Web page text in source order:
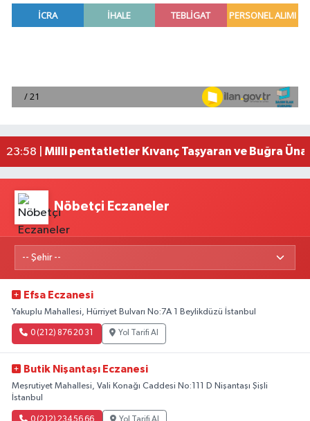
00:39 |
Mersin'de uyuşturucu operasyonunda 190
23:58 | Milli pentatletler Kıvanç Taşyaran ve Buğra
Nöbetçi Eczaneler
Efsa Eczanesi
Yakuplu Mahallesi, Hürriyet Bulvarı No:7A 1 Beylikdüzü İstanbul
0 (212) 876 20 31 Yol Tarifi Al
Butik Nişantaşı Eczanesi
Meşrutiyet Mahallesi, Vali Konağı Caddesi No:111 D Nişantaşı Şişli
İstanbul